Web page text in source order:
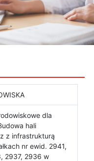
dla
hali
z infrastrukturą
nr ewid. 2941,
2937, 2936 w